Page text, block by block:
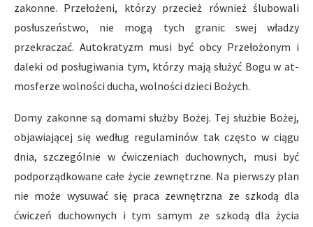
zakonne. Przełożeni, którzy przecież również ślubowali
posłuszeństwo, nie mogą tych granic swej władzy
przekraczać. Autokratyzm musi być obcy Przeło­żonym i
daleki od posługiwania tym, którzy mają służyć Bogu w at­
mosferze wolności ducha, wolności dzieci Bożych.
Domy zakonne są domami służby Bożej. Tej służbie Bożej,
objawiającej się według regulaminów tak często w ciągu
dnia, szczególnie w ćwiczeniach duchownych, musi być
podporządkowane całe życie zewnętrzne. Na pierwszy plan
nie może wysuwać się pra­ca zewnętrzna ze szkodą dla
ćwiczeń duchownych i tym samym ze szkodą dla życia